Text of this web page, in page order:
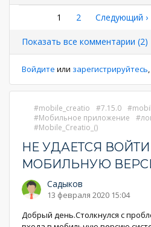
Нумерация
страниц
Текущая
1 Страница
2
Следующая
Следующий ›
Показать все комментарии (2)
Войдите или зарегистрируйтесь
mobile_creatio 7.15.0
Мобильное приложение
Mobile_Creatio_()
НЕ УДАЕТСЯ
МОБИЛЬНУЮ
Садыков
13 февраля 2020 15:04
Добрый день.Столкнулся с